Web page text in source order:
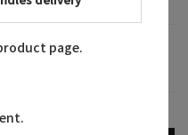
ディネート
Louvini Paris